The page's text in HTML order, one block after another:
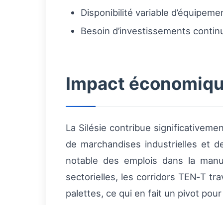
Disponibilité variable
Besoin d’investissements
Impact
La Silésie contribue
de marchandises industrielles et
notable des emplois dans la
sectorielles, les corridors TEN‑T
palettes, ce qui en fait un pivot